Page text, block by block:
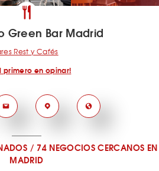
Green Bar Madrid
Rest y Cafés
primero en opinar!
/ 74 NEGOCIOS CERCANOS EN
MADRID